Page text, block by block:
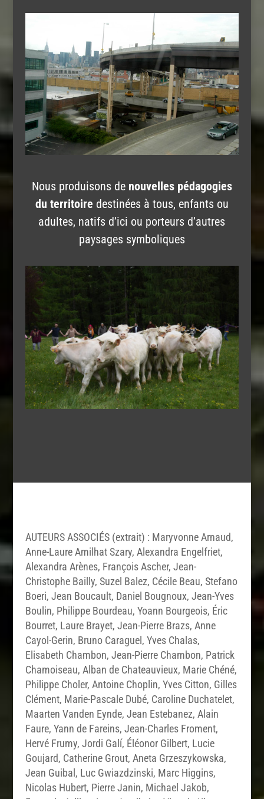
Nous produisons de nouvelles pédagogies
du territoire destinées à tous, enfants ou
adultes, natifs d’ici ou porteurs d’autres
paysages symboliques
AUTEURS ASSOCIÉS (extrait) : Maryvonne Arnaud,
Anne-Laure Amilhat Szary, Alexandra Engelfriet,
Alexandra Arènes, François Ascher, Jean-
Christophe Bailly, Suzel Balez, Cécile Beau, Stefano
Boeri, Jean Boucault, Daniel Bougnoux, Jean-Yves
Boulin, Philippe Bourdeau, Yoann Bourgeois, Éric
Bourret, Laure Brayet, Jean-Pierre Brazs, Anne
Cayol-Gerin, Bruno Caraguel, Yves Chalas,
Elisabeth Chambon, Jean-Pierre Chambon, Patrick
Chamoiseau, Alban de Chateauvieux, Marie Chéné,
Philippe Choler, Antoine Choplin, Yves Citton, Gilles
Clément, Marie-Pascale Dubé, Caroline Duchatelet,
Maarten Vanden Eynde, Jean Estebanez, Alain
Faure, Yann de Fareins, Jean-Charles Froment,
Hervé Frumy, Jordi Galí, Éléonor Gilbert, Lucie
Goujard, Catherine Grout, Aneta Grzeszykowska,
Jean Guibal, Luc Gwiazdzinski, Marc Higgins,
Nicolas Hubert, Pierre Janin, Michael Jakob,